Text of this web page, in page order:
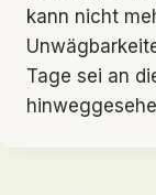
kann nicht
Tage sei an